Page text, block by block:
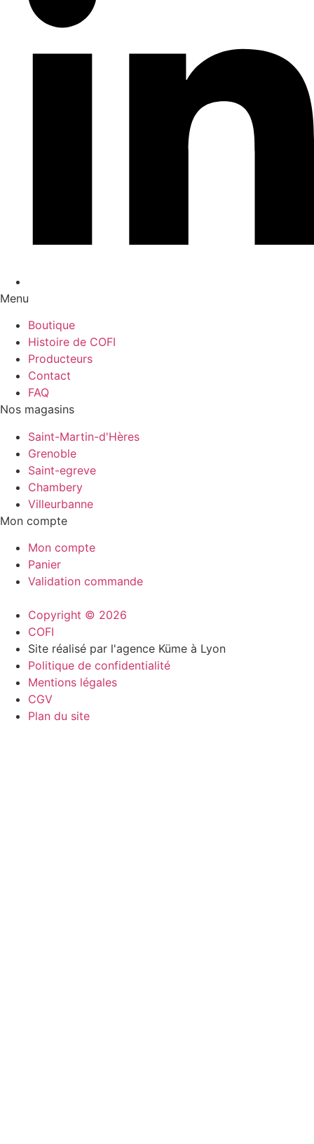
Menu
Boutique
Histoire de COFI
Producteurs
Contact
FAQ
Nos magasins
Saint-Martin-d'Hères
Grenoble
Saint-egreve
Chambery
Villeurbanne
Mon compte
Mon compte
Panier
Validation commande
Copyright © 2026
COFI
Site réalisé par l'agence Küme à Lyon
Politique de confidentialité
Mentions légales
CGV
Plan du site